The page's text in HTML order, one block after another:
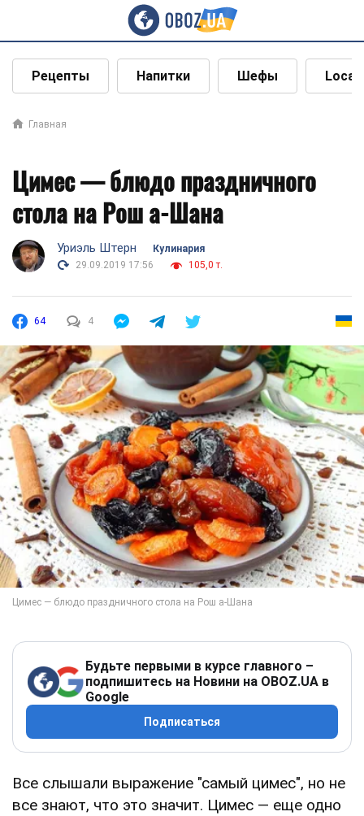
Рецепты Напитки Шефы Local
Главная
Цимес — блюдо праздничного
стола на Рош а-Шана
Уриэль Штерн
Кулинария
29.09.2019 17:56
105,0 т.
64 4
Будьте первыми в курсе главного –
подпишитесь на Новини на OBOZ.UA в
Google
Подписаться
Все слышали выражение "самый цимес", но не
все знают, что это значит. Цимес — еще одно